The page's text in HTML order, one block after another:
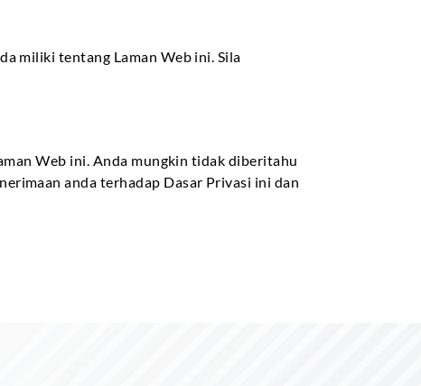
miliki tentang Laman Web ini. Sila
Web ini. Anda mungkin tidak diberitahu
anda terhadap Dasar Privasi ini dan